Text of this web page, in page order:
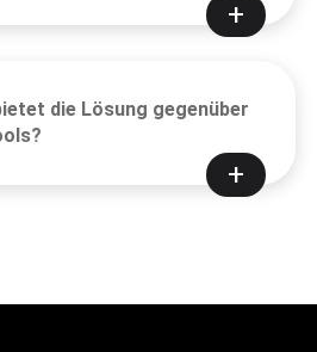
die Lösung gegenüber